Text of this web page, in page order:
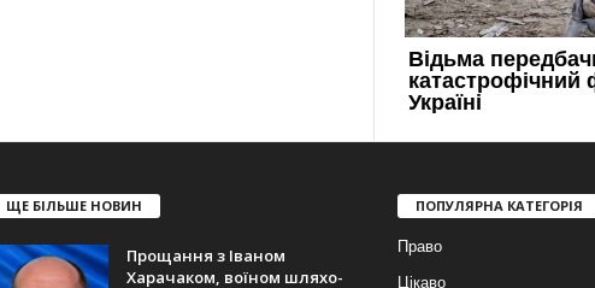
ЩЕ БІЛЬШЕ НОВИН
Прощання з Іваном
Харачаком, воїном шляхо-
ПОПУЛЯРНА КАТЕГОРІЯ
Право
Цікаво